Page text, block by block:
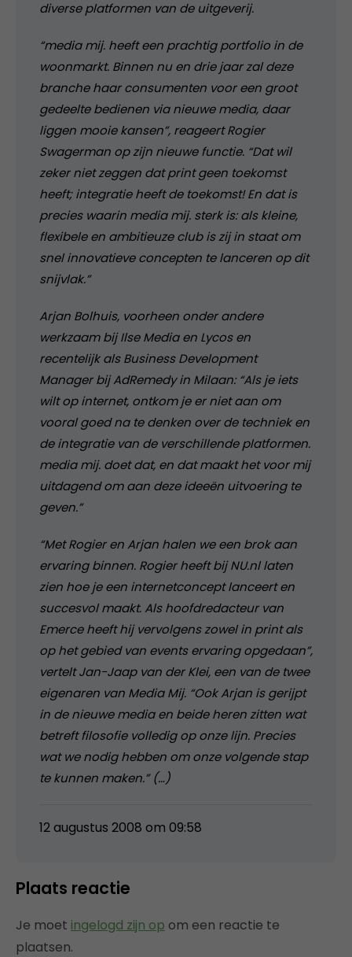
diverse platformen van de uitgeverij.
“media mij. heeft een prachtig portfolio in de
woonmarkt. Binnen nu en drie jaar zal deze
branche haar consumenten voor een groot
gedeelte bedienen via nieuwe media, daar
liggen mooie kansen”, reageert Rogier
Swagerman op zijn nieuwe functie. “Dat wil
zeker niet zeggen dat print geen toekomst
heeft; integratie heeft de toekomst! En dat is
precies waarin media mij. sterk is: als kleine,
flexibele en ambitieuze club is zij in staat om
snel innovatieve concepten te lanceren op dit
snijvlak.”
Arjan Bolhuis, voorheen onder andere
werkzaam bij Ilse Media en Lycos en
recentelijk als Business Development
Manager bij AdRemedy in Milaan: “Als je iets
wilt op internet, ontkom je er niet aan om
vooral goed na te denken over de techniek en
de integratie van de verschillende platformen.
media mij. doet dat, en dat maakt het voor mij
uitdagend om aan deze ideeën uitvoering te
geven.”
“Met Rogier en Arjan halen we een brok aan
ervaring binnen. Rogier heeft bij NU.nl laten
zien hoe je een internetconcept lanceert en
succesvol maakt. Als hoofdredacteur van
Emerce heeft hij vervolgens zowel in print als
op het gebied van events ervaring opgedaan”,
vertelt Jan-Jaap van der Klei, een van de twee
eigenaren van Media Mij. “Ook Arjan is gerijpt
in de nieuwe media en beide heren zitten wat
betreft filosofie volledig op onze lijn. Precies
wat we nodig hebben om onze volgende stap
te kunnen maken.” (…)
12 augustus 2008 om 09:58
Plaats reactie
Je moet ingelogd zijn op om een reactie te
plaatsen.